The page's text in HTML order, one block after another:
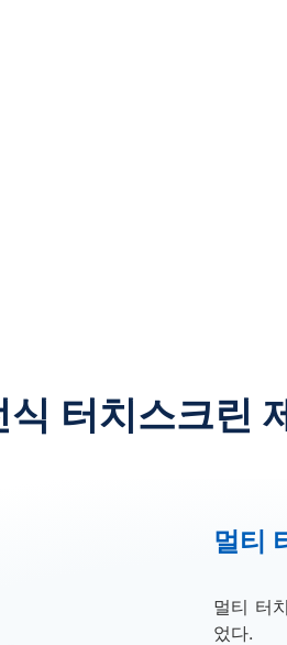
식 터치스크린
멀티
멀티 터
었다.